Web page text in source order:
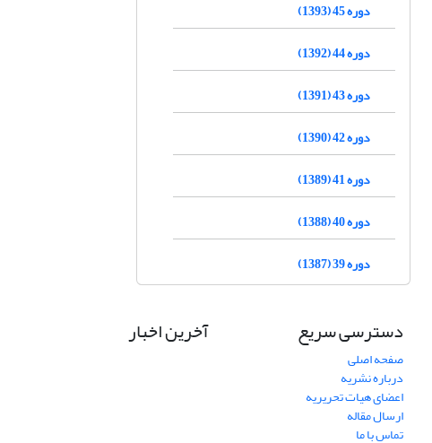
دوره 45 (1393)
دوره 44 (1392)
دوره 43 (1391)
دوره 42 (1390)
دوره 41 (1389)
دوره 40 (1388)
دوره 39 (1387)
دسترسی سریع
صفحه اصلی
درباره نشریه
اعضای هیات تحریریه
ارسال مقاله
تماس با ما
آخرین اخبار